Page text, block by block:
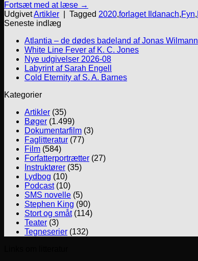
Fortsæt med at læse →
UdgivetArtikler Tagged 2020,forlaget Ildanach,Fyn,
Seneste indlæg
Atlantia – de dødes badeland af Jonas Wilmann
White Line Fever af K. C. Jones
Nye udgivelser 2026-08
Labyrint af Sarah Engell
Cold Eternity af S. A. Barnes
Kategorier
Artikler (35)
Bøger (1.499)
Dokumentarfilm (3)
Faglitteratur (77)
Film (584)
Forfatterportrætter (27)
Instruktører (35)
Lydbog (10)
Podcast(10)
SMS novelle (5)
Stephen King (90)
Stort og småt(114)
Teater (3)
Tegneserier (132)